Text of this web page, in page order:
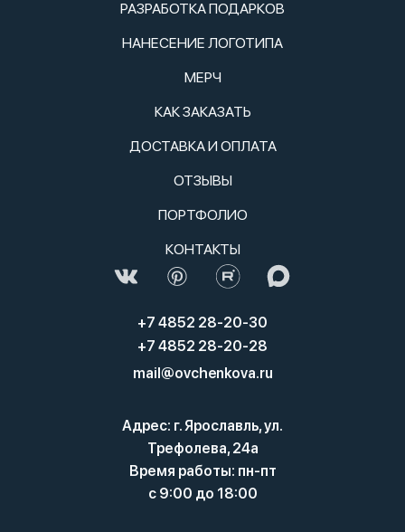
РАЗРАБОТКА ПОДАРКОВ
НАНЕСЕНИЕ ЛОГОТИПА
МЕРЧ
КАК ЗАКАЗАТЬ
ДОСТАВКА И ОПЛАТА
ОТЗЫВЫ
ПОРТФОЛИО
КОНТАКТЫ
+7 4852 28-20-30
+7 4852 28-20-28
mail@ovchenkova.ru
Адрес: г. Ярославль, ул.
Трефолева, 24а
Время работы: пн-пт
с 9:00 до 18:00